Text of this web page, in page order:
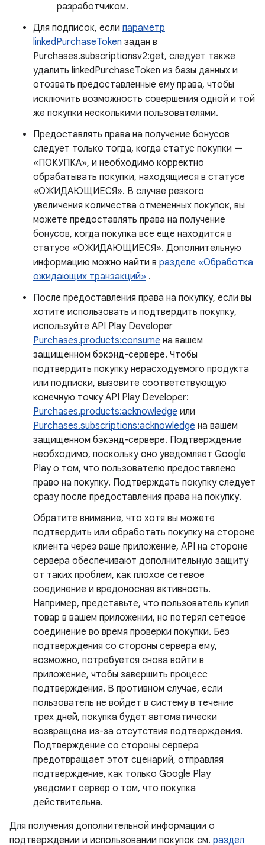
разработчиком.
Для подписок, если параметр
linkedPurchaseToken задан в
Purchases.subscriptionsv2:get, следует также
удалить linkedPurchaseToken из базы данных и
отозвать предоставленные ему права, чтобы
исключить возможность совершения одной и той
же покупки несколькими пользователями.
Предоставлять права на получение бонусов
следует только тогда, когда статус покупки —
«ПОКУПКА», и необходимо корректно
обрабатывать покупки, находящиеся в статусе
«ОЖИДАЮЩИЕСЯ». В случае резкого
увеличения количества отмененных покупок, вы
можете предоставлять права на получение
бонусов, когда покупка все еще находится в
статусе «ОЖИДАЮЩИЕСЯ». Дополнительную
информацию можно найти в разделе «Обработка
ожидающих транзакций» .
После предоставления права на покупку, если вы
хотите использовать и подтвердить покупку,
используйте API Play Developer
Purchases.products:consume на вашем
защищенном бэкэнд-сервере. Чтобы
подтвердить покупку нерасходуемого продукта
или подписки, вызовите соответствующую
конечную точку API Play Developer:
Purchases.products:acknowledge или
Purchases.subscriptions:acknowledge на вашем
защищенном бэкэнд-сервере. Подтверждение
необходимо, поскольку оно уведомляет Google
Play о том, что пользователю предоставлено
право на покупку. Подтверждать покупку следует
сразу после предоставления права на покупку.
Обратите внимание, что хотя вы можете
подтвердить или обработать покупку на стороне
клиента через ваше приложение, API на стороне
сервера обеспечивают дополнительную защиту
от таких проблем, как плохое сетевое
соединение и вредоносная активность.
Например, представьте, что пользователь купил
товар в вашем приложении, но потерял сетевое
соединение во время проверки покупки. Без
подтверждения со стороны сервера ему,
возможно, потребуется снова войти в
приложение, чтобы завершить процесс
подтверждения. В противном случае, если
пользователь не войдет в систему в течение
трех дней, покупка будет автоматически
возвращена из-за отсутствия подтверждения.
Подтверждение со стороны сервера
предотвращает этот сценарий, отправляя
подтверждение, как только Google Play
уведомит сервер о том, что покупка
действительна.
Для получения дополнительной информации о
подтверждении и использовании покупок см. раздел